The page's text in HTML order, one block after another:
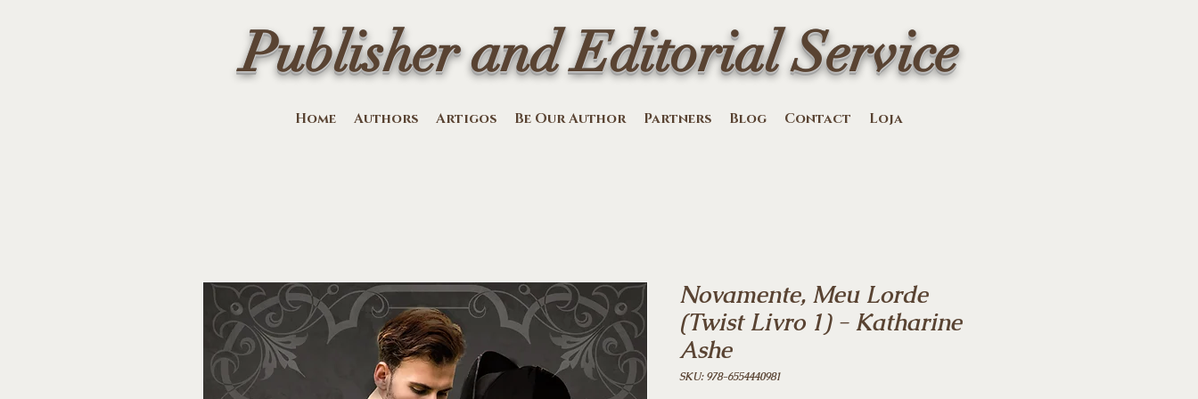
Publisher and Editorial Service
Home Authors Artigos Be Our Author Partners Blog Contact Loja
Novamente, Meu Lorde
(Twist Livro 1) - Katharine
Ashe
SKU: 978-6554440981